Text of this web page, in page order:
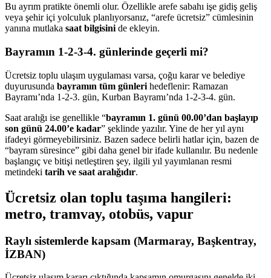
Bu ayrım pratikte önemli olur. Özellikle arefe sabahı işe gidiş geliş
veya şehir içi yolculuk planlıyorsanız, “arefe ücretsiz” cümlesinin
yanına mutlaka saat bilgisini de ekleyin.
Bayramın 1-2-3-4. günlerinde geçerli mi?
Ücretsiz toplu ulaşım uygulaması varsa, çoğu karar ve belediye
duyurusunda bayramın tüm günleri hedeflenir: Ramazan
Bayramı’nda 1-2-3. gün, Kurban Bayramı’nda 1-2-3-4. gün.
Saat aralığı ise genellikle “bayramın 1. günü 00.00’dan başlayıp
son günü 24.00’e kadar” şeklinde yazılır. Yine de her yıl aynı
ifadeyi görmeyebilirsiniz. Bazen sadece belirli hatlar için, bazen de
“bayram süresince” gibi daha genel bir ifade kullanılır. Bu nedenle
başlangıç ve bitişi netleştiren şey, ilgili yıl yayımlanan resmi
metindeki tarih ve saat aralığıdır.
Ücretsiz olan toplu taşıma hangileri:
metro, tramvay, otobüs, vapur
Raylı sistemlerde kapsam (Marmaray, Başkentray,
İZBAN)